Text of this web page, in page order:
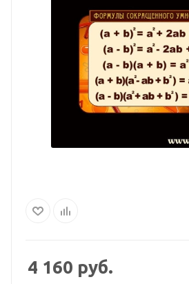
4 160 руб.